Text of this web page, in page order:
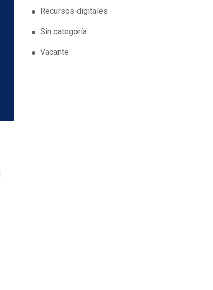
Recursos digitales
Sin categoría
Vacante